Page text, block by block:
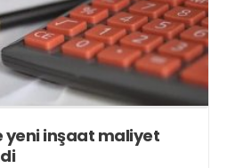
yeni inşaat maliyet